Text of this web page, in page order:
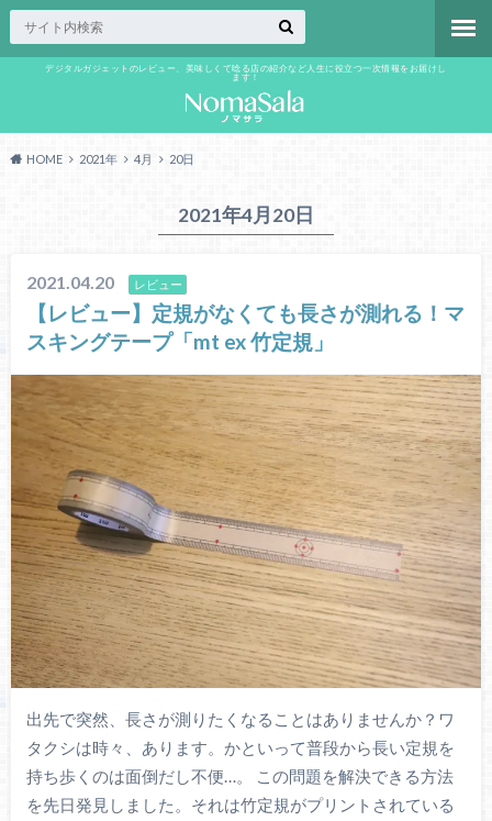
デジタルガジェットのレビュー、美味しくて唸る店の紹介など人生に役立つ一次情報をお届けし
ます！
HOME 2021年 4月 20日
2021年4月20日
2021.04.20 レビュー
【レビュー】定規がなくても長さが測れる！マ
スキングテープ「mt ex 竹定規」
出先で突然、長さが測りたくなることはありませんか？ワ
タクシは時々、あります。かといって普段から長い定規を
持ち歩くのは面倒だし不便…。 この問題を解決できる方法
を先日発見しました。それは竹定規がプリントされている